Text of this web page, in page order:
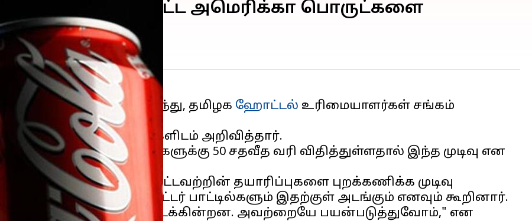
கோக் உள்ளிட்ட அமெரிக்கா பொருட்களை
வரி விதித்ததைத் தொடர்ந்து, தமிழக ஹோட்டல் உரிமையாளர்கள் சங்கம்
இன்று செய்தியாளர்களிடம் அறிவித்தார்.
செய்யப்படும் பொருட்களுக்கு 50 சதவீத வரி விதித்துள்ளதால் இந்த முடிவு என
பெப்சி, கோக் உள்ளிட்டவற்றின் தயாரிப்புகளை புறக்கணிக்க முடிவு
மினரல் வாட்டர் பாட்டில்களும் இதற்குள் அடங்கும் எனவும் கூறினார்.
மாற்று தயாரிப்புகள் கிடைக்கின்றன. அவற்றையே பயன்படுத்துவோம்," என